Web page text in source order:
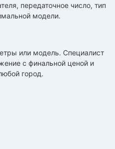
передаточное число, тип
модели.
или модель. Специалист
с финальной ценой и
город.